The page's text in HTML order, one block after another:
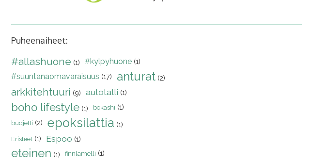
Puheenaiheet:
#allashuone (1) #kylpyhuone (1)
#suuntanaomavaraisuus (17) anturat (2)
arkkitehtuuri (9) autotalli (1)
boho lifestyle (1) bokashi (1)
budjetti (2) epoksilattia (1)
Eristeet (1) Espoo (1)
eteinen (1) finnlamelli (1)